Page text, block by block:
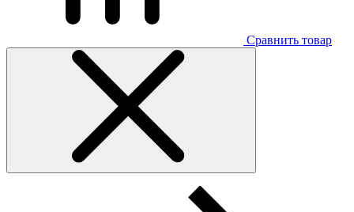
Сравнить товар